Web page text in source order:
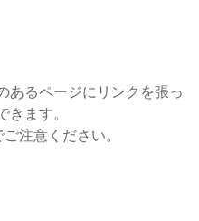
あるページにリンクを張っ
ます。
注意ください。